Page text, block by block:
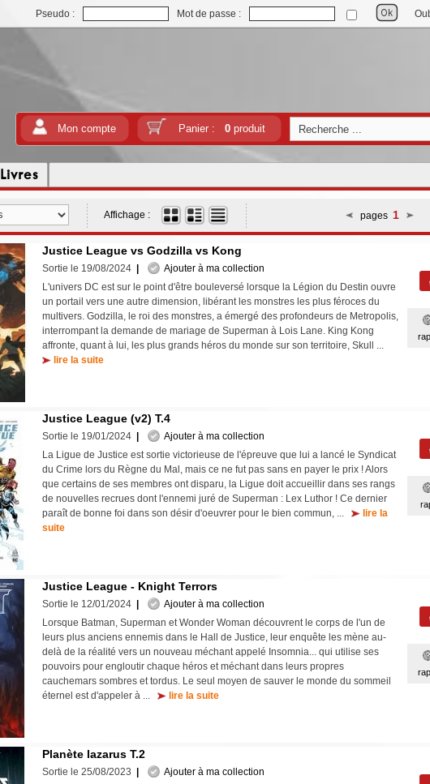
Pseudo : Mot de passe :
Mon compte Panier : 0produit
Livres
Affichage : pages 1
Justice League vs Godzilla vs Kong
Sortie le 19/08/2024
Ajouter à ma collection
L'univers DC est sur le point d'être bouleversé lorsque la Légion du Destin ouvre
un portail vers une autre dimension, libérant les monstres les plus féroces du
multivers. Godzilla, le roi des monstres, a émergé des profondeurs de Metropolis,
interrompant la demande de mariage de Superman à Lois Lane. King Kong
affronte, quant à lui, les plus grands héros du monde sur son territoire, Skull ...
lire la suite
Justice League (v2) T.4
Sortie le 19/01/2024
Ajouter à ma collection
La Ligue de Justice est sortie victorieuse de l'épreuve que lui a lancé le Syndicat
du Crime lors du Règne du Mal, mais ce ne fut pas sans en payer le prix ! Alors
que certains de ses membres ont disparu, la Ligue doit accueillir dans ses rangs
de nouvelles recrues dont l'ennemi juré de Superman : Lex Luthor ! Ce dernier
paraît de bonne foi dans son désir d'oeuvrer pour le bien commun, ...
lire la
suite
Justice League - Knight Terrors
Sortie le 12/01/2024
Ajouter à ma collection
Lorsque Batman, Superman et Wonder Woman découvrent le corps de l'un de
leurs plus anciens ennemis dans le Hall de Justice, leur enquête les mène au-
delà de la réalité vers un nouveau méchant appelé Insomnia... qui utilise ses
pouvoirs pour engloutir chaque héros et méchant dans leurs propres
cauchemars sombres et tordus. Le seul moyen de sauver le monde du sommeil
éternel est d'appeler à ...
lire la suite
Planète lazarus T.2
Sortie le 25/08/2023
Ajouter à ma collection